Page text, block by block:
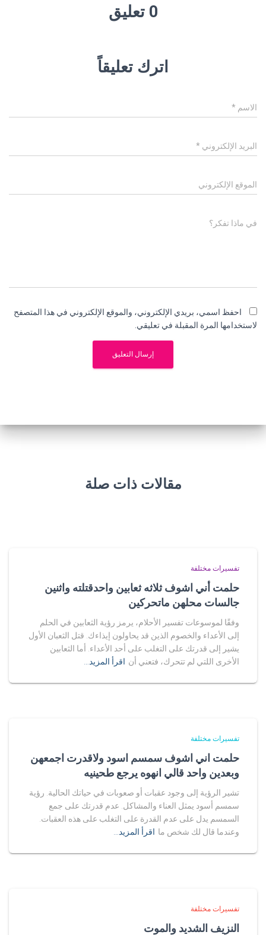
0 تعليق
اترك تعليقاً
الاسم *
البريد الإلكتروني *
الموقع الإلكتروني
في ماذا تفكر؟
احفظ اسمي، بريدي الإلكتروني، والموقع الإلكتروني في هذا المتصفح
لاستخدامها المرة المقبلة في تعليقي.
مقالات ذات صلة
تفسيرات مختلفة
حلمت أني اشوف ثلاثه ثعابين واحدقتلته واثنين
جالسات محلهن ماتحركين
وفقًا لموسوعات تفسير الأحلام، يرمز رؤية الثعابين في الحلم
إلى الأعداء والخصوم الذين قد يحاولون إيذاءك. قتل الثعبان الأول
يشير إلى قدرتك على التغلب على أحد الأعداء. أما الثعابين
الأخرى اللتي لم تتحرك، فتعني أن اقرأ المزيد…
تفسيرات مختلفة
حلمت اني اشوف سمسم اسود ولاقدرت اجمعهن
وبعدين واحد قالي انهوه يرجع طحينيه
تشير الرؤية إلى وجود عقبات أو صعوبات في حياتك الحالية. رؤية
سمسم أسود يمثل العناء والمشاكل. عدم قدرتك على جمع
السمسم يدل على عدم القدرة على التغلب على هذه العقبات.
وعندما قال لك شخص ما اقرأ المزيد…
تفسيرات مختلفة
النزيف الشديد والموت